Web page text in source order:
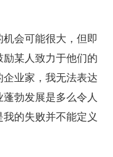
会可能很大，但即
某人致力于他们的
业家，我无法表达
勃发展是多么令人
的失败并不能定义